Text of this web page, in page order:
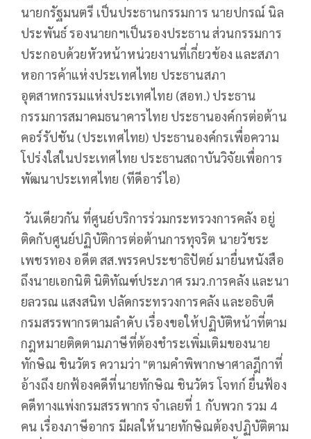
นายกรัฐมนตรี เป็นประธานกรรมการ นายปกรณ์ นิล
ประพันธ์ รองนายกฯเป็นรองประธาน ส่วนกรรมการ
ประกอบด้วยหัวหน้าหน่วยงานที่เกี่ยวข้อง และสภา
หอการค้าแห่งประเทศไทย ประธานสภา
อุตสาหกรรมแห่งประเทศไทย (สอท.) ประธาน
กรรมการสมาคมธนาคารไทย ประธานองค์กรต่อต้าน
คอร์รัปชัน (ประเทศไทย) ประธานองค์กรเพื่อความ
โปร่งใสในประเทศไทย ประธานสถาบันวิจัยเพื่อการ
พัฒนาประเทศไทย (ทีดีอาร์ไอ)
วันเดียวกัน ที่ศูนย์บริการร่วมกระทรวงการคลัง อยู่
ติดกับศูนย์ปฏิบัติการต่อต้านการทุจริต นายวัชระ
เพชรทอง อดีต สส.พรรคประชาธิปัตย์ มายื่นหนังสือ
ถึงนายเอกนิติ นิติทัณฑ์ประภาศ รมว.การคลัง และนา
ยลวรณ แสงสนิท ปลัดกระทรวงการคลัง และอธิบดี
กรมสรรพากรตามลำดับ เรื่องขอให้ปฏิบัติหน้าที่ตาม
กฎหมายติดตามภาษีที่ต้องชำระเพิ่มเติมของนาย
ทักษิณ ชินวัตร ความว่า "ตามคำพิพากษาศาลฎีกาที่
อ้างถึง ยกฟ้องคดีที่นายทักษิณ ชินวัตร โจทก์ ยื่นฟ้อง
คดีทางแพ่งกรมสรรพากร จำเลยที่ 1 กับพวก รวม 4
คน เรื่องภาษีอากร มีผลให้นายทักษิณต้องปฏิบัติตาม